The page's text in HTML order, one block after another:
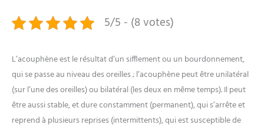
5/5 - (8 votes)
L’acouphène est le résultat d’un sifflement ou un bourdonnement,
qui se passe au niveau des oreilles ; l’acouphène peut être unilatéral
(sur l’une des oreilles) ou bilatéral (les deux en même temps). Il peut
être aussi stable, et dure constamment (permanent), qui s’arrête et
reprend à plusieurs reprises (intermittents), qui est susceptible de